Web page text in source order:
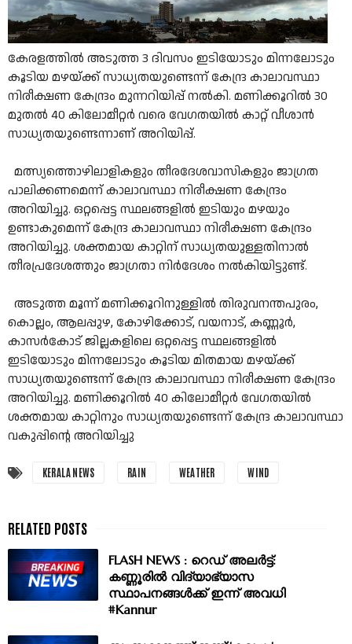
കേരളത്തിൽ അടുത്ത 3 ദിവസം ഇടിയോടും മിന്നലോടും
കൂടിയ മഴയ്ക്ക് സാധ്യതയുണ്ടെന്ന് കേന്ദ്ര കാലാവസ്ഥാ
നിരീക്ഷണ കേന്ദ്രം മുന്നറിയിപ്പ് നൽകി. മണിക്കൂറിൽ 30
മുതൽ 40 കിലോമീറ്റർ വരെ വേഗതയിൽ കാറ്റ് വീശാൻ
സാധ്യതയുണ്ടെന്നാണ് അറിയിപ്പ്.
മത്സ്യത്തൊഴിലാളികളും തീരദേശവാസികളും ജാഗ്രത
പാലിക്കണമെന്ന് കാലാവസ്ഥാ നിരീക്ഷണ കേന്ദ്രം
അറിയിച്ചു. ഒറ്റപ്പെട്ട സ്ഥലങ്ങളിൽ ഇടിയും മഴയും
ഉണ്ടാകുമെന്ന് കേന്ദ്ര കാലാവസ്ഥാ നിരീക്ഷണ കേന്ദ്രം
അറിയിച്ചു. ശക്തമായ കാറ്റിന് സാധ്യതയുള്ളതിനാൽ
തീരപ്രദേശത്തും ജാഗ്രതാ നിർദേശം നൽകിയിട്ടുണ്ട്.
അടുത്ത മൂന്ന് മണിക്കൂറിനുള്ളിൽ തിരുവനന്തപുരം,
കൊല്ലം, ആലപ്പുഴ, കോഴിക്കോട്, വയനാട്, കണ്ണൂർ,
കാസർകോട് ജില്ലകളിലെ ഒറ്റപ്പെട്ട സ്ഥലങ്ങളിൽ
ഇടിയോടും മിന്നലോടും കൂടിയ മിതമായ മഴയ്ക്ക്
സാധ്യതയുണ്ടെന്ന് കേന്ദ്ര കാലാവസ്ഥാ നിരീക്ഷണ കേന്ദ്രം
അറിയിച്ചു. മണിക്കൂറിൽ 40 കിലോമീറ്റർ വേഗതയിൽ
ശക്തമായ കാറ്റിനും സാധ്യതയുണ്ടെന്ന് കേന്ദ്ര കാലാവസ്ഥാ
വകുപ്പിൻ്റെ അറിയിച്ചു
KERALA NEWS RAIN WEATHER WIND
FLASH NEWS : റെഡ് അലർട്ട്:
കണ്ണൂരിൽ വിദ്യാഭ്യാസ
സ്ഥാപനങ്ങൾക്ക് ഇന്ന് അവധി
#Kannur